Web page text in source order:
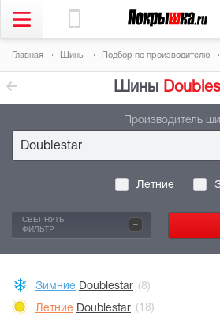
Главная Шины Подбор по производителю
Шины
Производитель
Doublestar
Летние
СВЕРНУТЬ
ФИЛЬТР
-
Зимние Doublestar (8)
Летние Doublestar (18)